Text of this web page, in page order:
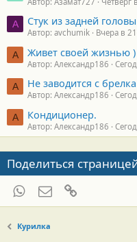
A Стук из задней головы
Автор: avchumik Вчера в
А Живет своей жизнью )
Автор: Александр186
А Не заводится с
Автор: Александр186
А Кондиционер.
Автор: Александр186
Поделиться
WhatsAppЭлектронная
Курилка